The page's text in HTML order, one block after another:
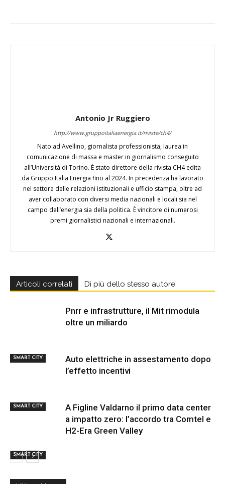
Antonio Jr Ruggiero
http://www.gruppoitaliaenergia.it/riviste/ch4/
Nato ad Avellino, giornalista professionista, laurea in
comunicazione di massa e master in giornalismo conseguito
all’Università di Torino. È stato direttore della rivista CH4 edita
da Gruppo Italia Energia fino al 2024. In precedenza ha lavorato
nel settore delle relazioni istituzionali e ufficio stampa, oltre ad
aver collaborato con diversi media nazionali e locali sia nel
campo dell’energia sia della politica. È vincitore di numerosi
premi giornalistici nazionali e internazionali.
Articoli correlati Di più dello stesso autore
SMART CITY
Pnrr e infrastrutture, il Mit rimodula
oltre un miliardo
SMART CITY
Auto elettriche in assestamento dopo
l’effetto incentivi
SMART CITY
A Figline Valdarno il primo data center
a impatto zero: l’accordo tra Comtel e
H2-Era Green Valley